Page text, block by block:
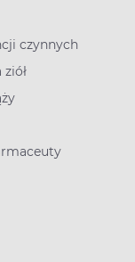
czynnych